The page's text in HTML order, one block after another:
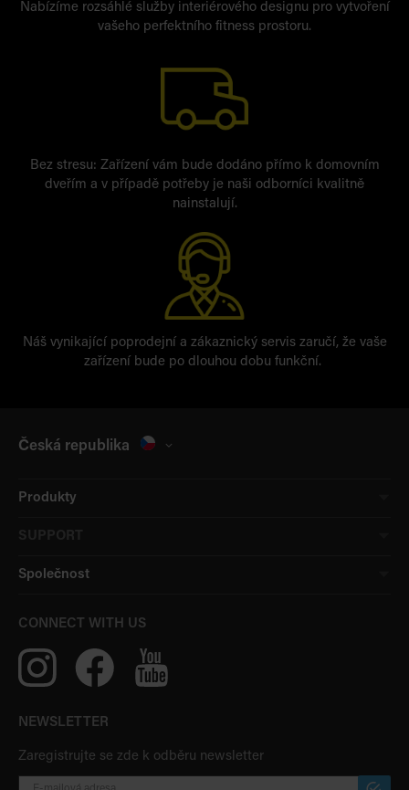
Nabízíme rozsáhlé služby interiérového designu pro vytvoření
vašeho perfektního fitness prostoru.
Bez stresu: Zařízení vám bude dodáno přímo k domovním
dveřím a v případě potřeby je naši odborníci kvalitně
nainstalují.
Náš vynikající poprodejní a zákaznický servis zaručí, že vaše
zařízení bude po dlouhou dobu funkční.
Česká republika
Produkty
Společnost
CONNECT WITH US
NEWSLETTER
Zaregistrujte se zde k odběru newsletter